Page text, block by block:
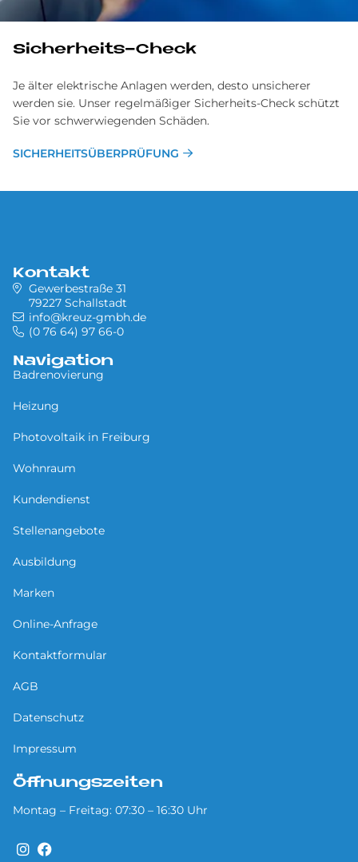
Sicherheits-Check
Je älter elektrische Anlagen werden, desto unsicherer
werden sie. Unser regelmäßiger Sicherheits-Check schützt
Sie vor schwerwiegenden Schäden.
SI­CHER­HEITS­ÜBER­PRÜ­FUNG
Kontakt
Gewerbestraße 31
79227 Schallstadt
info@kreuz-gmbh.de
(0 76 64) 97 66-0
Navigation
Badrenovierung
Heizung
Photovoltaik in Freiburg
Wohnraum
Kundendienst
Stellenangebote
Ausbildung
Marken
Online-Anfrage
Kontaktformular
AGB
Datenschutz
Impressum
Öffnungszeiten
Montag – Freitag: 07:30 – 16:30 Uhr